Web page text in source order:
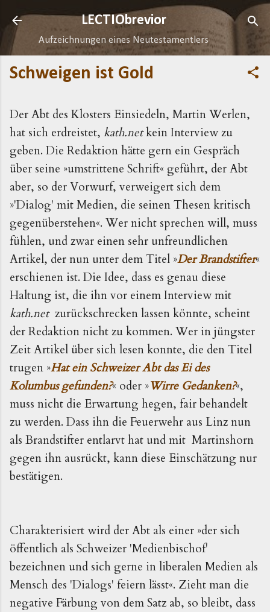
Direkt zum Hauptbereich
LECTIObrevior
Aufzeichnungen eines Neutestamentlers
Schweigen ist Gold
Der Abt des Klosters Einsiedeln, Martin Werlen,
hat sich erdreistet, kath.netkein Interview zu
geben. Die Redaktion hätte gern ein Gespräch
über seine »umstrittene Schrift« geführt, der Abt
aber, so der Vorwurf, verweigert sich dem
»'Dialog' mit Medien, die seinen Thesen kritisch
gegenüberstehen«. Wer nicht sprechen will, muss
fühlen, und zwar einen sehr unfreundlichen
Artikel, der nun unter dem Titel »Der Brandstifter«
erschienen ist. Die Idee, dass es genau diese
Haltung ist, die ihn vor einem Interview mit
kath.net zurückschrecken lassen könnte, scheint
der Redaktion nicht zu kommen. Wer in jüngster
Zeit Artikel über sich lesen konnte, die den Titel
trugen »Hat ein Schweizer Abt das Ei des
Kolumbus gefunden?« oder »Wirre Gedanken?«,
muss nicht die Erwartung hegen, fair behandelt
zu werden. Dass ihn die Feuerwehr aus Linznun
als Brandstifter entlarvt hat undmit Martinshorn
gegen ihn ausrückt, kann diese Einschätzung nur
bestätigen.
Charakterisiert wird der Abt als einer »der sich
öffentlich als Schweizer 'Medienbischof'
bezeichnen und sich gerne in liberalen Medien als
Mensch des 'Dialogs' feiern lässt«. Zieht man die
negative Färbung von dem Satz ab, so bleibt, dass